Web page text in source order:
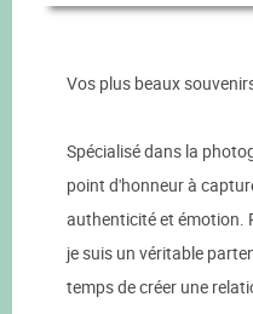
Vos plus beaux
Spécialisé dans la
point d'honneur à
authenticité et émotion.
je suis un véritable
temps de créer une